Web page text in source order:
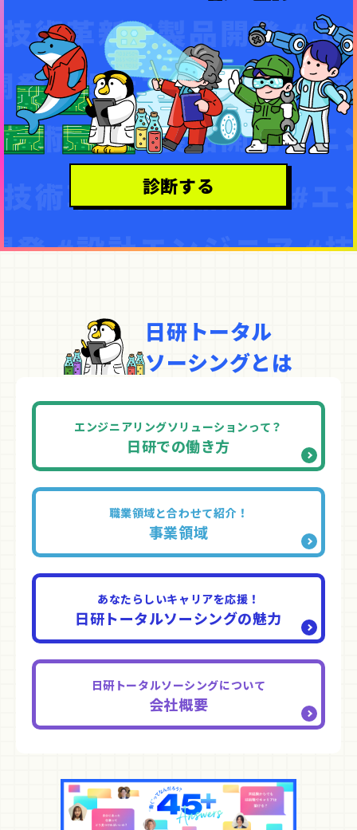
診断する
日研トータル
ソーシングとは
エンジニアリングソリューションって？
日研での働き方
職業領域と合わせて紹介！
事業領域
あなたらしいキャリアを応援！
日研トータルソーシングの魅力
日研トータルソーシングについて
会社概要